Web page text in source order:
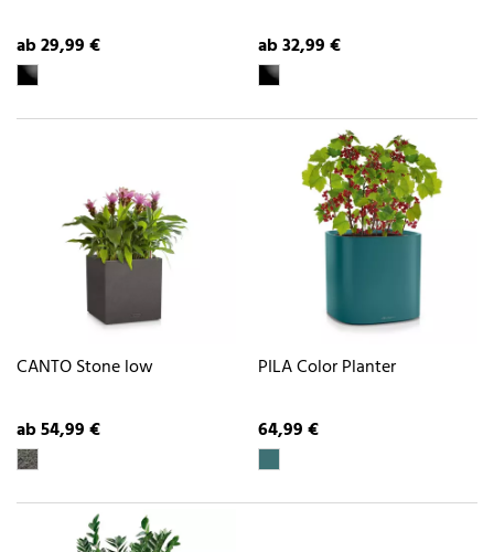
ab 29,99 € ab 32,99 €
CANTO Stone low
ab 54,99 €
PILA Color Planter
64,99 €